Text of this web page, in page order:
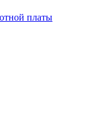
платы